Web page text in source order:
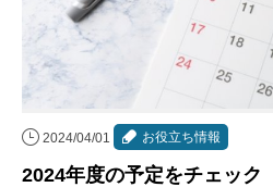
2024/04/01 お役立ち情報
2024年度の予定をチェッ